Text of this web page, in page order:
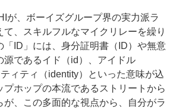
が、ボーイズグループ界の実力派ラ
て、スキルフルなマイクリレーを繰り
「ID」には、身分証明書（ID）や無意
源であるイド（id）、アイドル
ィティ（identity）といった意味が込
プホップの本流であるストリートから
が、この多面的な視点から、自分がラ